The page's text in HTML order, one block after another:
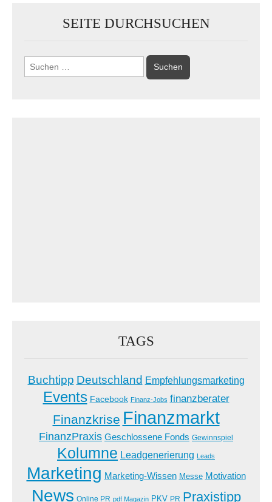
SEITE DURCHSUCHEN
Suchen
nach:
TAGS
Buchtipp Deutschland Empfehlungsmarketing
Events Facebook Finanz-Jobs finanzberater
Finanzkrise Finanzmarkt
FinanzPraxis Geschlossene Fonds Gewinnspiel
Kolumne Leadgenerierung Leads
Marketing Marketing-Wissen Messe Motivation
News Online PR pdf Magazin PKV PR Praxistipp